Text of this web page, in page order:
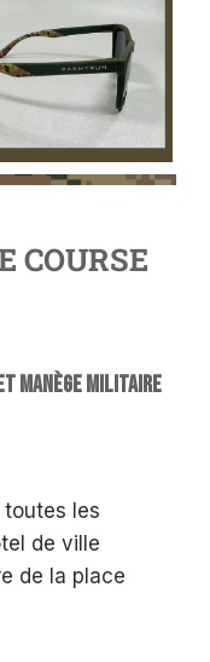
COURSE
MANÈGE MILITAIRE
toutes les
de ville
de la place